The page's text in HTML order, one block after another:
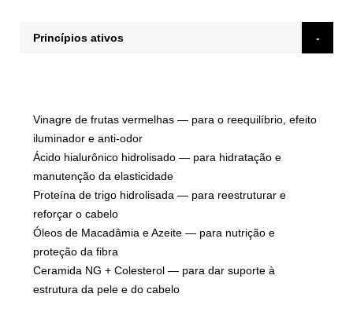
Princípios ativos
Vinagre de frutas vermelhas — para o reequilíbrio, efeito
iluminador e anti-odor
Ácido hialurônico hidrolisado — para hidratação e
manutenção da elasticidade
Proteína de trigo hidrolisada — para reestruturar e
reforçar o cabelo
Óleos de Macadâmia e Azeite — para nutrição e
proteção da fibra
Ceramida NG + Colesterol — para dar suporte à
estrutura da pele e do cabelo